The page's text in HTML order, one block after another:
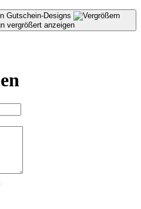
vergrößert anzeigen